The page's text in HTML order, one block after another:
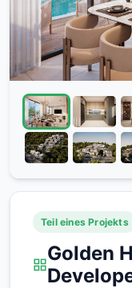
Teil eines Projekts
Golden